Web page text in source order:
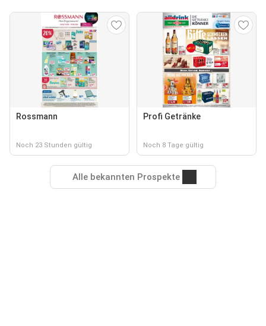
Rossmann
Noch 23 Stunden gültig
Profi Getränke
Noch 8 Tage gültig
Alle bekannten Prospekte